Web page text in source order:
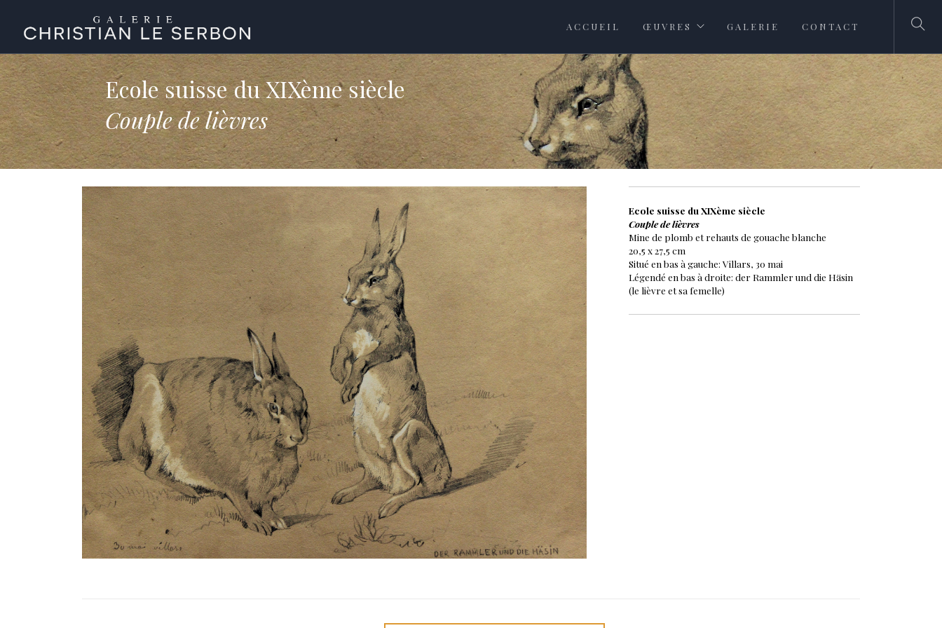
ACCUEIL ŒUVRES GALERIE CONTACT
Ecole suisse du XIXème siècle
Couple de lièvres
Ecole suisse du XIXème siècle
Couple de lièvres
Mine de plomb et rehauts de gouache blanche
20,5 x 27,5 cm
Situé en bas à gauche: Villars, 30 mai
Légendé en bas à droite: der Rammler und die Häsin
(le lièvre et sa femelle)